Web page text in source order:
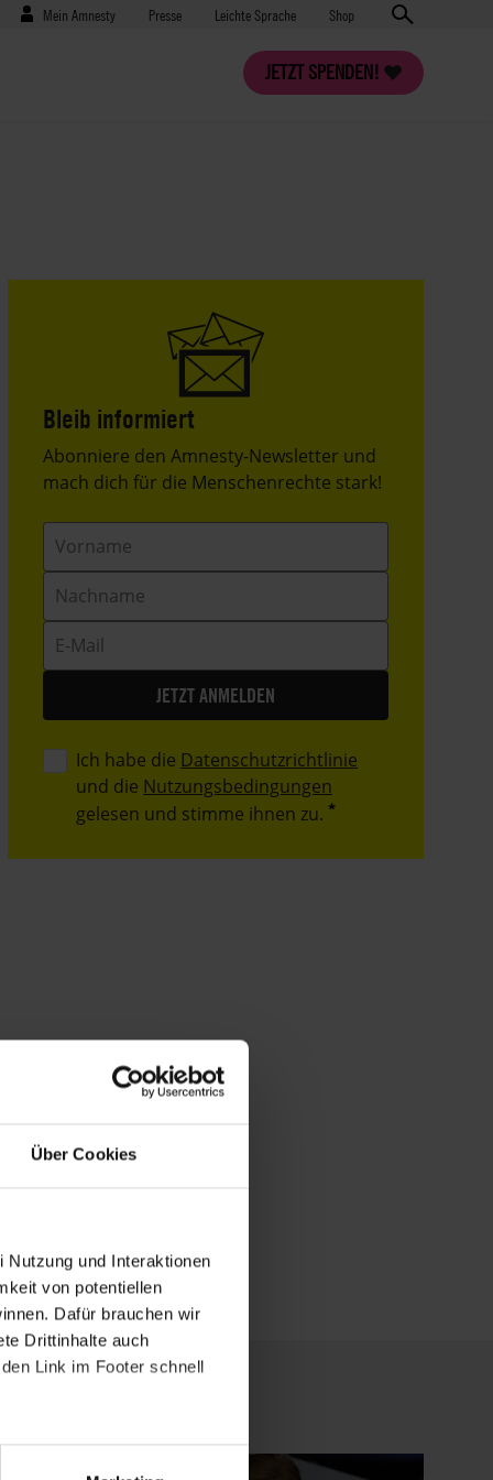
Über Cookies
Nutzung und Interaktionen
von potentiellen
Dafür brauchen wir
Drittinhalte auch
Link im Footer schnell
Benutzermenü
Mein Amnesty Presse
Presse Leichte Sprache Shop
JETZT SPENDEN!
Bleib informiert
Header
Text
Abonniere den Amnesty-Newsletter und
mach dich für die Menschenrechte stark!
Vorname
Nachname
E-
Mail
Ich habe die Datenschutzrichtlinie
und die Nutzungsbedingungen
gelesen und stimme ihnen zu.